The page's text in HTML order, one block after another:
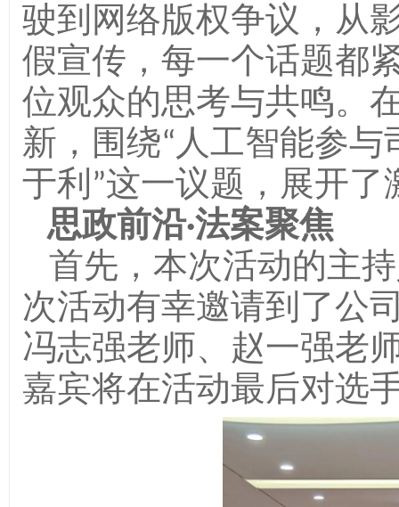
驶到网络版权争议，从
假宣传，每一个话题都
位观众的思考与共鸣。
新，围绕“人工智能参
于利”这一议题，展开了
思政前沿·法案聚焦
首先，本次活动的主
次活动有幸邀请到了公
冯志强老师、赵一强老
嘉宾将在活动最后对选